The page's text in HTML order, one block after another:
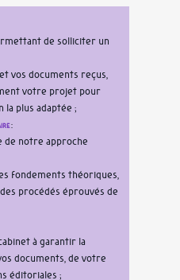
de solliciter un
vos documents reçus,
votre projet pour
la plus adaptée
:
de notre approche
fondements théoriques,
procédés éprouvés de
à garantir la
documents, de votre
éditoriales